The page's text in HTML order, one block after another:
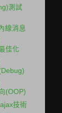
測試
線消息
佳化
(OOP)
技術